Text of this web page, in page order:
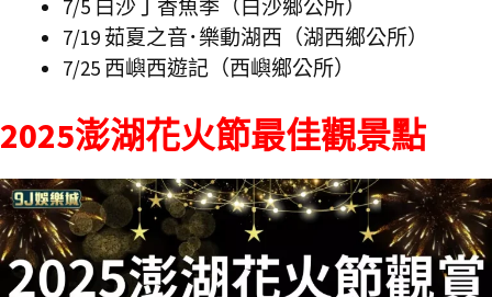
7/5 白沙丁香魚季（白沙鄉公所）
7/19 茹夏之音･樂動湖西（湖西鄉公所）
7/25 西嶼西遊記（西嶼鄉公所）
2025澎湖花火節最佳觀景點